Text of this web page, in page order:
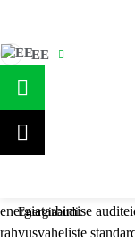
EE
Teenused
modelleerimine
Energiaaudit
Energiaaudit on
energiatarbimise
rahvusvaheliste